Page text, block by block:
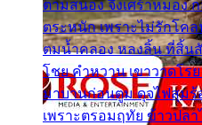
ตามสนอง จึงเศร้าหมอง
ตระหนัก เพราะไม่รักโค
ตมน้ำคลอง หลงลิ้น ที่สิ้น
โชย คำหวาน เขาวาดโร
มาบานก่อนตูม ดุจไฟสุมร้
เพราะตรอมฤทัย ข้าวปล